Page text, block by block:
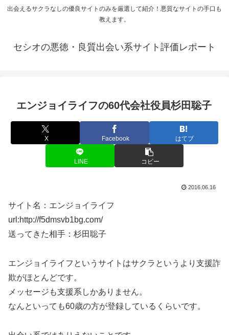
出会えるサクラなしの優良サイトのみを厳選して紹介！悪質なサイトの手口も
教えます。
セシオの悪徳・良質出会い系サイト評価レポート
エンジョイライフの60代会社役員杉田聡子
X Facebook はてブ
LINE コピー
2016.06.16
サイト名：エンジョイライフ
url:http://f5dmsvb1bg.com/
送ってきた相手：杉田聡子
エンジョイライフというサイトはサクラというより支援詐
欺がほとんどです。
メッセージも支援系しかありません。
なんといっても60歳の方が登録しているくらいです。